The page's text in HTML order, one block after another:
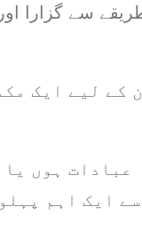
سے گزارا
کے لیے ایک
ہوں یا
ایک اہم